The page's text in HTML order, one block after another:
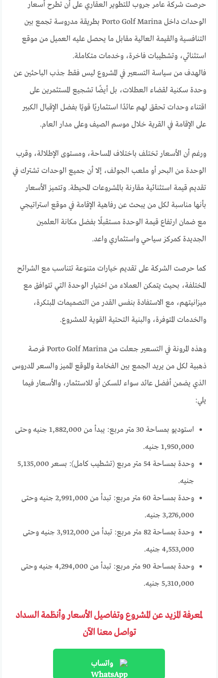
حرصت شركة عامر جروب للتطوير العقاري على أن تطرح أسعار
الوحدات داخل Porto Golf Marina بطريقة مدروسة تجمع بين
التنافسية والقيمة العالية مقابل ما يحصل عليه العميل من موقع
استثنائي، وتشطيبات فاخرة، وخدمات متكاملة.
فالهدف من سياسة التسعير في المشروع ليس فقط جذب الباحثين عن
وحدة سكنية لقضاء العطلات، بل أيضًا تشجيع المستثمرين على
اقتناء وحدات تحقق لهم عائدًا استثماريًا قويًا بفضل الإقبال الكبير
على الإقامة في القرية خلال موسم الصيف وعلى مدار العام.
ورغم أن الأسعار تختلف باختلاف المساحة، ومستوى الإطلالة، وقرب
الوحدة من البحر أو ملعب الجولف، إلا أن جميع الوحدات تشترك في
تقديم قيمة استثنائية مقارنة بالمشروعات المحيطة. وتتميز الأسعار
بأنها مناسبة لكل من يبحث عن رفاهية الإقامة في موقع استراتيجي
مع ضمان ارتفاع قيمة الوحدة مستقبلًا بفضل مكانة العلمين
الجديدة كمركز سياحي واستثماري واعد.
كما حرصت الشركة على تقديم خيارات متنوعة تتناسب مع الشرائح
المختلفة، بحيث يتمكن العملاء من اختيار الوحدة التي تتوافق مع
ميزانيتهم، مع الاستفادة بنفس القدر من التصميمات المبتكرة،
والخدمات المتوفرة، والبنية التحتية القوية للمشروع.
وهذه المرونة في التسعير جعلت من Porto Golf Marina فرصة
ذهبية لكل من يريد الجمع بين الفخامة والموقع المميز والسعر المدروس
الذي يضمن أفضل عائد سواء للسكن أو للاستثمار، والأسعار فيما
يلي:
استوديو بمساحة 30 متر مربع: يبدأ من 1,882,000 جنيه وحتى
1,950,000 جنيه.
وحدة بمساحة 54 متر مربع (تشطيب كامل): بسعر 5,135,000
جنيه.
وحدة بمساحة 60 متر مربع: تبدأ من 2,991,000 جنيه وحتى
3,276,000 جنيه.
وحدة بمساحة 82 متر مربع: تبدأ من 3,912,000 جنيه وحتى
4,553,000 جنيه.
وحدة بمساحة 90 متر مربع: تبدأ من 4,294,000 جنيه وحتى
5,310,000 جنيه.
لمعرفة المزيد عن المشروع وتفاصيل الأسعار وأنظمة السداد
تواصل معنا الآن
واتساب